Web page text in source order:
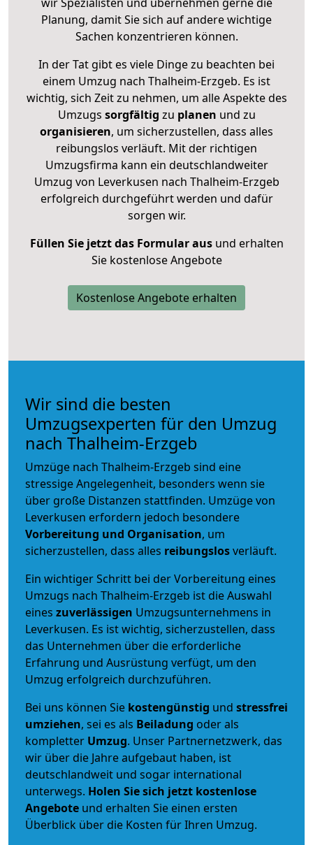
Planung, damit Sie sich auf andere wichtige
Sachen konzentrieren können.
In der Tat gibt es viele Dinge zu beachten bei
einem Umzug nach Thalheim-Erzgeb. Es ist
wichtig, sich Zeit zu nehmen, um alle Aspekte des
Umzugs sorgfältig zu planen und zu
organisieren, um sicherzustellen, dass alles
reibungslos verläuft. Mit der richtigen
Umzugsfirma kann ein deutschlandweiter
Umzug von Leverkusen nach Thalheim-Erzgeb
erfolgreich durchgeführt werden und dafür
sorgen wir.
Füllen Sie jetzt das Formular ausund erhalten
Sie kostenlose Angebote
Kostenlose Angebote erhalten
Wir sind die besten
Umzugsexperten für den Umzug
nach Thalheim-Erzgeb
Umzüge nach Thalheim-Erzgeb sind eine
stressige Angelegenheit, besonders wenn sie
über große Distanzen stattfinden. Umzüge von
Leverkusen erfordern jedoch besondere
Vorbereitung und Organisation, um
sicherzustellen, dass alles reibungslosverläuft.
Ein wichtiger Schritt bei der Vorbereitung eines
Umzugs nach Thalheim-Erzgeb ist die Auswahl
eines zuverlässigen Umzugsunternehmens in
Leverkusen. Es ist wichtig, sicherzustellen, dass
das Unternehmen über die erforderliche
Erfahrung und Ausrüstung verfügt, um den
Umzug erfolgreich durchzuführen.
Bei uns können Sie kostengünstig und stressfrei
umziehen, sei es als Beiladung oder als
kompletter Umzug. Unser Partnernetzwerk, das
wir über die Jahre aufgebaut haben, ist
deutschlandweit und sogar international
unterwegs. Holen Sie sich jetzt kostenlose
Angebote und erhalten Sie einen ersten
Überblick über die Kosten für Ihren Umzug.